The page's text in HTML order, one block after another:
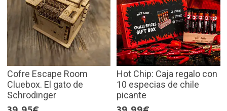
Cofre Escape Room
Cluebox. El gato de
Schrodinger
Hot Chip: Caja regalo con
10 especias de chile
picante